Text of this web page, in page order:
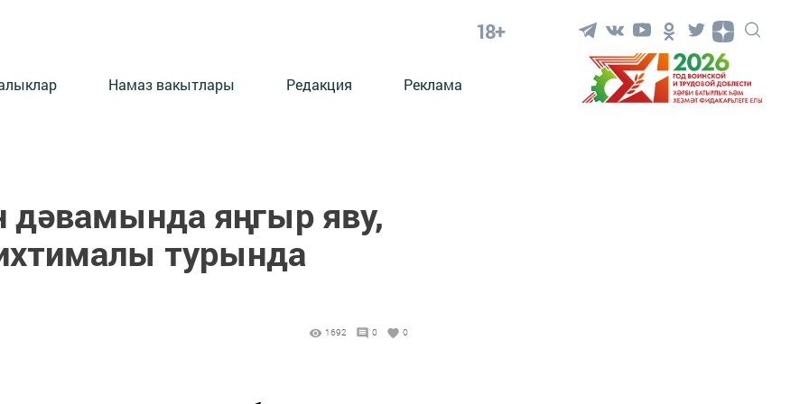
18+
Намаз вакытлары Редакция Реклама
дәвамында яңгыр яву,
турында
1692 0 0